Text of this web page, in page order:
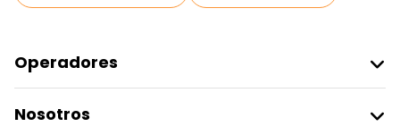
Operadores
Acceder Como Proveedor
Nosotros